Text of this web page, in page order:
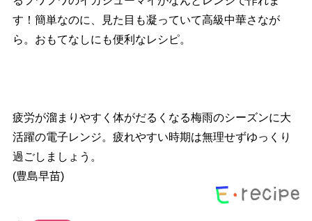
す！簡単なのに、見た目も凝っていて高級中華さなが
ら。おもてなしにも便利なレシピ。
疲労が溜まりやすく体がだるくなる梅雨のシーズンに大
活躍の電子レンジ。疲れやすい時期は無理せずゆっくり
過ごしましょう。
(豊島早苗)